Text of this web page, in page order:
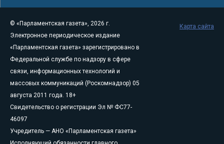
© «Парламентская газета», 2026 г.
Электронное периодическое издание
«Парламентская газета» зарегистрировано в
Федеральной службе по надзору в сфере
связи, информационных технологий и
массовых коммуникаций (Роскомнадзор) 05
августа 2011 года. 18+
Свидетельство о регистрации Эл № ФС77-
46097
Учредитель — АНО «Парламентская газета»
Карта сайта